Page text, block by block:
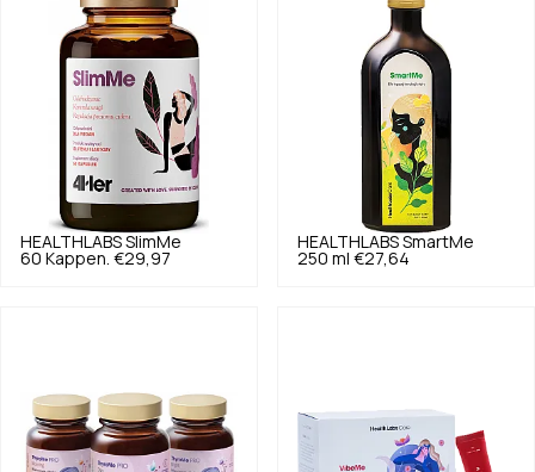
HEALTHLABS SlimMe
60 Kappen. €29,97
HEALTHLABS SmartMe
250 ml €27,64